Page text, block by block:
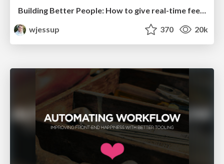
Building Better People: How to give real-time feedback that sticks.
wjessup
370 20k